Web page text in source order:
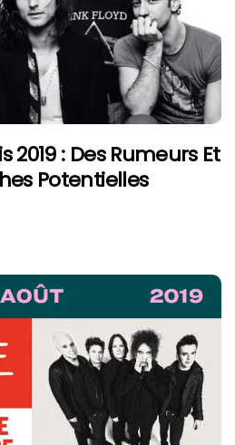
2019 : Des Rumeurs Et
Potentielles